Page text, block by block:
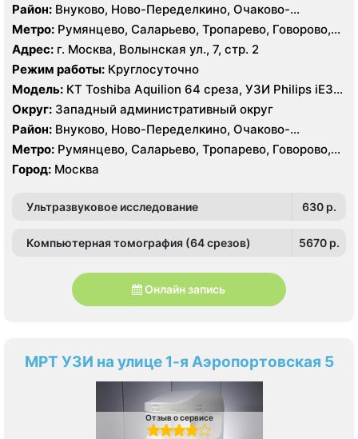
Район: Внуково, Ново-Переделкино, Очаково-
Матвеевское, Проспект Вернадского, Солнцево,
Тропарёво-Никулино
Метро: Румянцево, Саларьево, Тропарево, Говорово,
Рассказовка, Солнцево, Филатов Луг, Боровское
шоссе
Адрес: г. Москва, Волынская ул., 7, стр. 2
Режим работы: Круглосуточно
Модель: КТ Toshiba Aquilion 64 среза, УЗИ Philips iE33,
GE Logiq P6, Medison MySono U5
Округ: Западный административный округ
Район: Внуково, Ново-Переделкино, Очаково-
Матвеевское, Проспект Вернадского, Солнцево,
Тропарёво-Никулино
Метро: Румянцево, Саларьево, Тропарево, Говорово,
Рассказовка, Солнцево, Филатов Луг, Боровское
шоссе
Город: Москва
Ультразвуковое исследование 630 p.
Компьютерная томография (64 срезов) 5670 p.
Онлайн запись
МРТ УЗИ на улице 1-я Аэропортовская 5
Отзыв о сервисе